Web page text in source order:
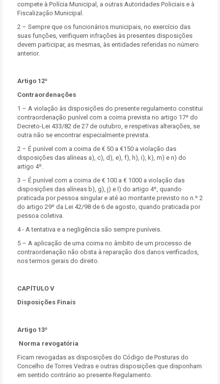
compete à Polícia Municipal, a outras Autoridades Policiais e à
Fiscalização Municipal.
2 – Sempre que os funcionários municipais, no exercício das
suas funções, verifiquem infrações às presentes disposições
devem participar, as mesmas, às entidades referidas no número
anterior.
Artigo 12º
Contraordenações
1 – A violação às disposições do presente regulamento constitui
contraordenação punível com a coima prevista no artigo 17º do
Decreto-Lei 433/82 de 27 de outubro, e respetivas alterações, se
outra não se encontrar especialmente prevista.
2 – É punível com a coima de € 50 a €150 a violação das
disposições das alíneas a), c), d), e), f), h), i), k), m) e n) do
artigo 4º.
3 – É punível com a coima de € 100 a € 1000 a violação das
disposições das alíneas b), g), j) e l) do artigo 4º, quando
praticada por pessoa singular e até ao montante previsto no n.º 2
do artigo 29º da Lei 42/98 de 6 de agosto, quando praticada por
pessoa coletiva.
4 - A tentativa e a negligência são sempre puníveis.
5 – A aplicação de uma coima no âmbito de um processo de
contraordenação não obsta à reparação dos danos verificados,
nos termos gerais do direito.
CAPÍTULO V
Disposições Finais
Artigo 13º
Norma revogatória
Ficam revogadas as disposições do Código de Posturas do
Concelho de Torres Vedras e outras disposições que disponham
em sentido contrário ao presente Regulamento.